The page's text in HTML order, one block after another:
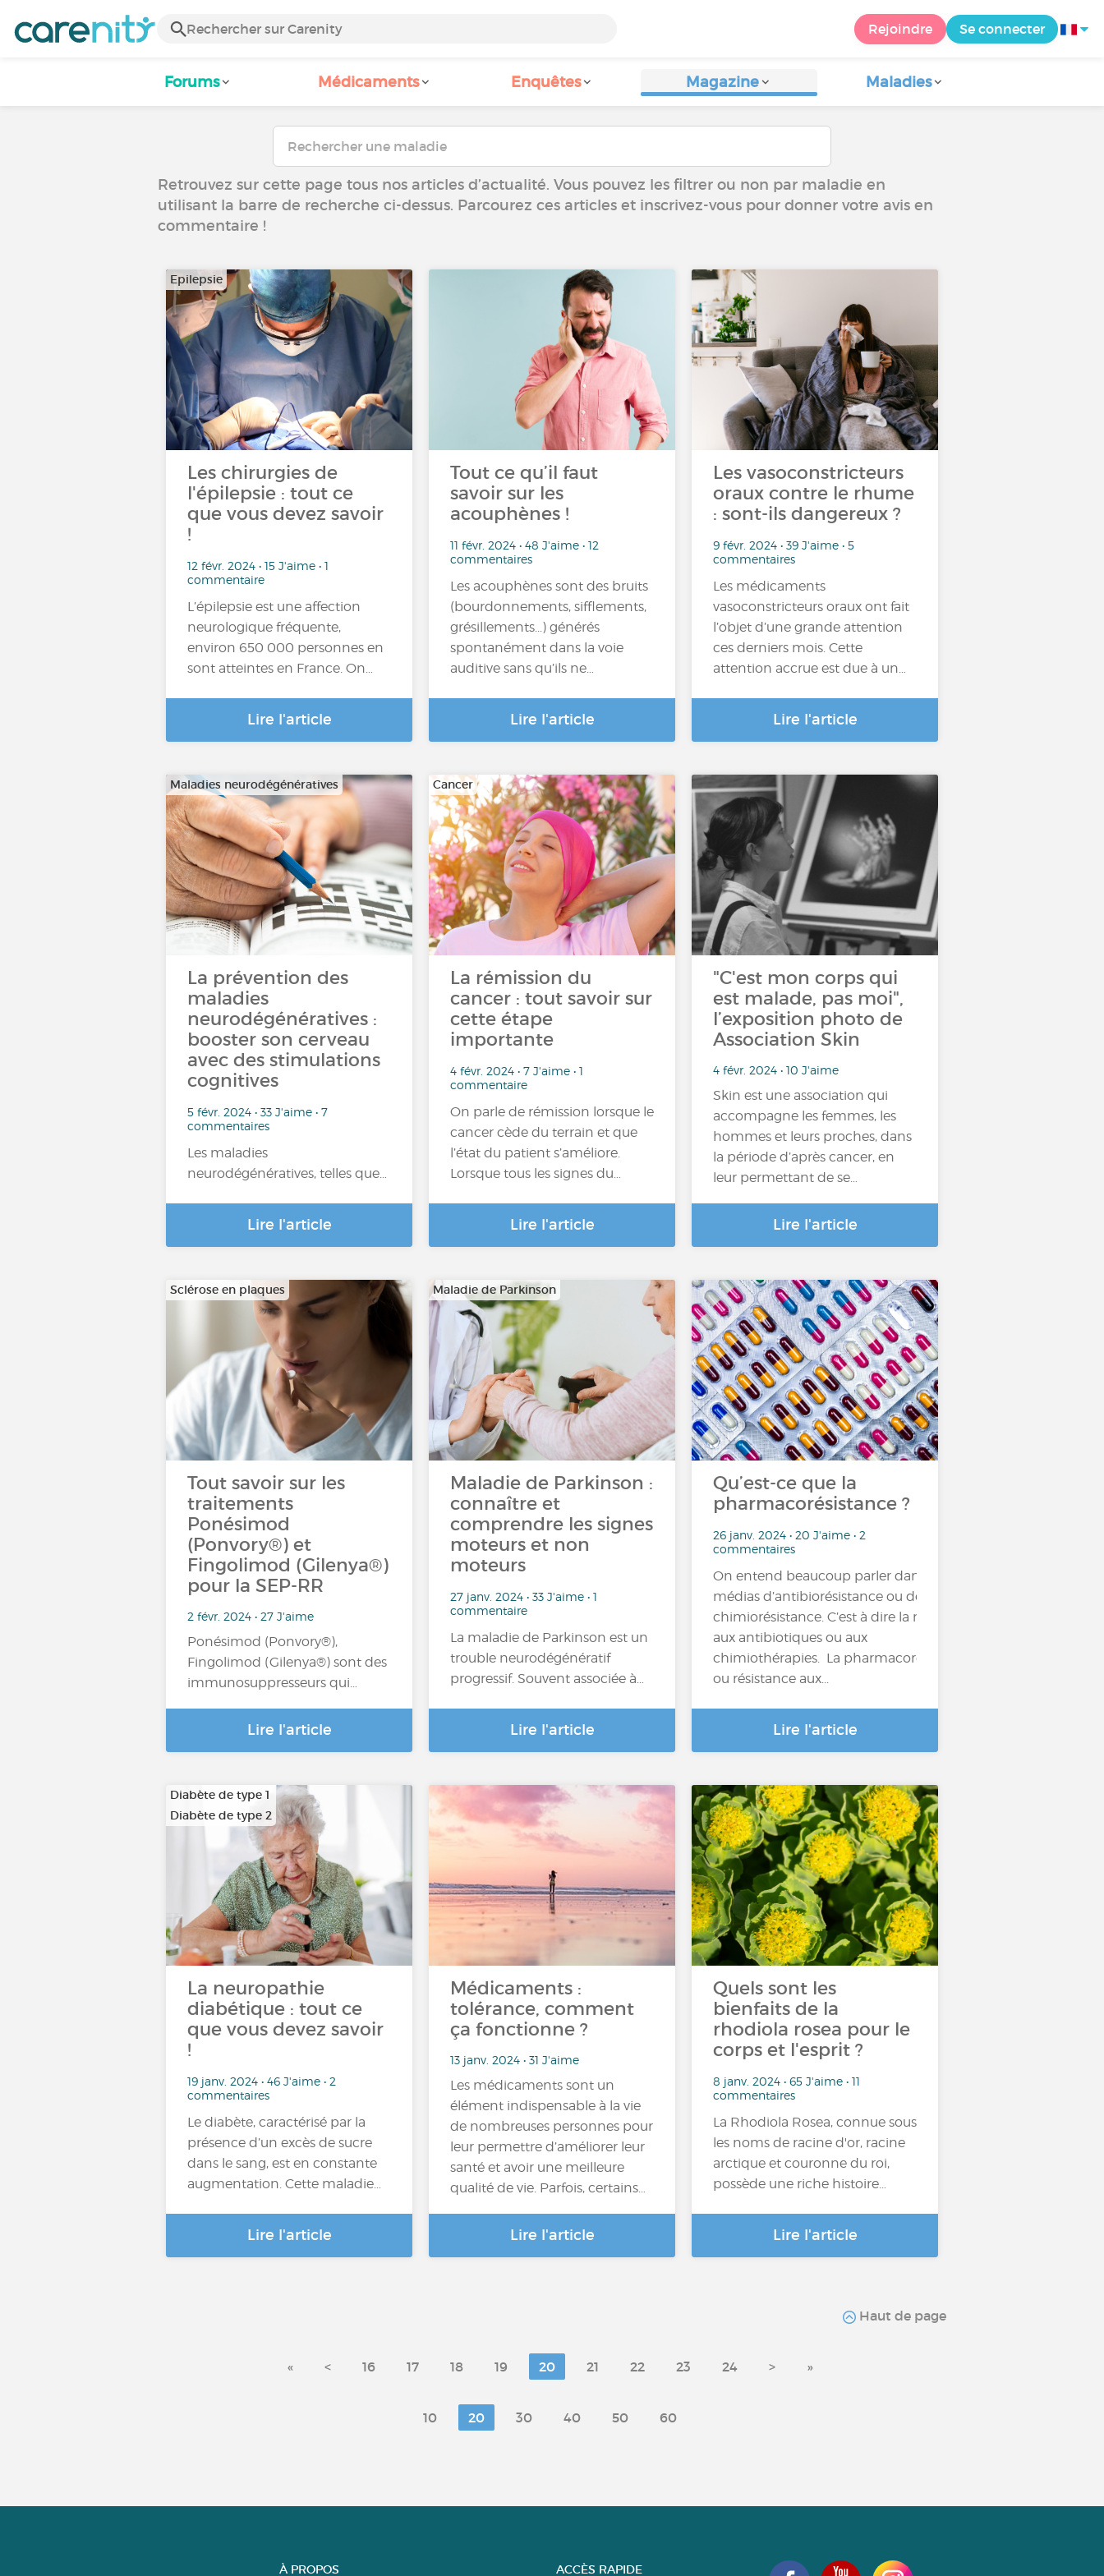
Rejoindre Se connecter
Forums Médicaments Enquêtes Magazine Maladies
Retrouvez sur cette page tous nos articles d’actualité. Vous pouvez les filtrer ou non par maladie en
utilisant la barre de recherche ci-dessus. Parcourez ces articles et inscrivez-vous pour donner votre avis en
commentaire !
Epilepsie
Les chirurgies de
l'épilepsie : tout ce
que vous devez savoir
!
12 févr. 2024 • 15 J'aime • 1
commentaire
L’épilepsie est une affection
neurologique fréquente,
environ 650 000 personnes en
sont atteintes en France. On…
Lire l'article
Tout ce qu’il faut
savoir sur les
acouphènes !
11 févr. 2024 • 48 J'aime • 12
commentaires
Les acouphènes sont des bruits
(bourdonnements, sifflements,
grésillements...) générés
spontanément dans la voie
auditive sans qu’ils ne…
Lire l'article
Les vasoconstricteurs
oraux contre le rhume
: sont-ils dangereux ?
9 févr. 2024 • 39 J'aime • 5
commentaires
Les médicaments
vasoconstricteurs oraux ont fait
l’objet d’une grande attention
ces derniers mois. Cette
attention accrue est due à un…
Lire l'article
Maladies neurodégénératives
La prévention des
maladies
neurodégénératives :
booster son cerveau
avec des stimulations
cognitives
5 févr. 2024 • 33 J'aime • 7
commentaires
Les maladies
neurodégénératives, telles que…
Lire l'article
Cancer
La rémission du
cancer : tout savoir sur
cette étape
importante
4 févr. 2024 • 7 J'aime • 1
commentaire
On parle de rémission lorsque le
cancer cède du terrain et que
l’état du patient s’améliore.
Lorsque tous les signes du…
Lire l'article
"C'est mon corps qui
est malade, pas moi",
l’exposition photo de
Association Skin
4 févr. 2024 • 10 J'aime
Skin est une association qui
accompagne les femmes, les
hommes et leurs proches, dans
la période d’après cancer, en
leur permettant de se…
Lire l'article
Sclérose en plaques
Tout savoir sur les
traitements
Ponésimod
(Ponvory®) et
Fingolimod (Gilenya®)
pour la SEP-RR
2 févr. 2024 • 27 J'aime
Ponésimod (Ponvory®),
Fingolimod (Gilenya®) sont des
immunosuppresseurs qui…
Lire l'article
Maladie de Parkinson
Maladie de Parkinson :
connaître et
comprendre les signes
moteurs et non
moteurs
27 janv. 2024 • 33 J'aime • 1
commentaire
La maladie de Parkinson est un
trouble neurodégénératif
progressif. Souvent associée à…
Lire l'article
Qu’est-ce que la
pharmacorésistance ?
26 janv. 2024 • 20 J'aime • 2
commentaires
On entend beaucoup parler dans les
médias d’antibiorésistance ou de
chimiorésistance. C’est à dire la résistance
aux antibiotiques ou aux
chimiothérapies. La pharmacorésistance,
ou résistance aux...
Lire l'article
Diabète de type 1
Diabète de type 2
La neuropathie
diabétique : tout ce
que vous devez savoir
!
19 janv. 2024 • 46 J'aime • 2
commentaires
Le diabète, caractérisé par la
présence d’un excès de sucre
dans le sang, est en constante
augmentation. Cette maladie…
Lire l'article
Médicaments :
tolérance, comment
ça fonctionne ?
13 janv. 2024 • 31 J'aime
Les médicaments sont un
élément indispensable à la vie
de nombreuses personnes pour
leur permettre d’améliorer leur
santé et avoir une meilleure
qualité de vie. Parfois, certains…
Lire l'article
Quels sont les
bienfaits de la
rhodiola rosea pour le
corps et l'esprit ?
8 janv. 2024 • 65 J'aime • 11
commentaires
La Rhodiola Rosea, connue sous
les noms de racine d'or, racine
arctique et couronne du roi,
possède une riche histoire…
Lire l'article
Haut de page
« < 16 17 18 19 20 21 22 23 24 > »
10 20 30 40 50 60
À PROPOS ACCÈS RAPIDE